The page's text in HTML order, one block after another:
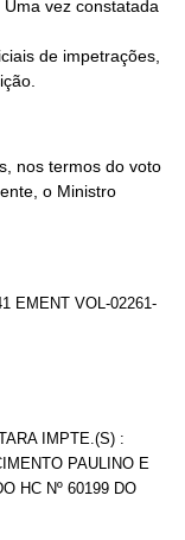
nos termos do voto
o Ministro
EMENT VOL-02261-
IMPTE.(S) :
PAULINO E
HC Nº 60199 DO